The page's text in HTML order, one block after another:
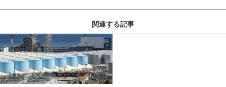
関連する記事
記事を読む